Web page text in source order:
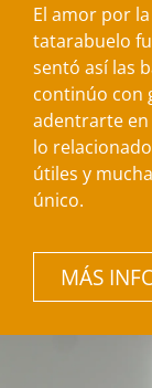
El amor por
tatarabuelo
sentó así las
continúo con
adentrarte
lo
útiles y
único.
MÁS